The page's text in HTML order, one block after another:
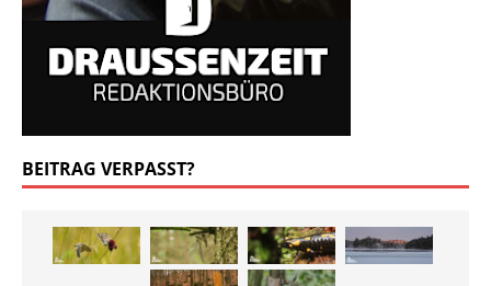
BEITRAG VERPASST?